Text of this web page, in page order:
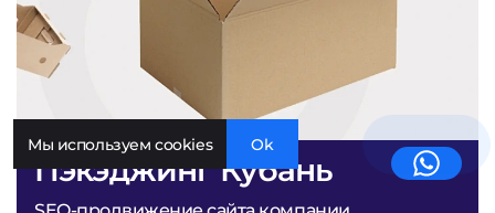
Пэкэджинг Кубань
Мы используем cookies Ok